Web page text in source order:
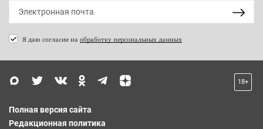
Я даю согласие на обработку персональных данных
18+
Полная версия сайта
Редакционная политика